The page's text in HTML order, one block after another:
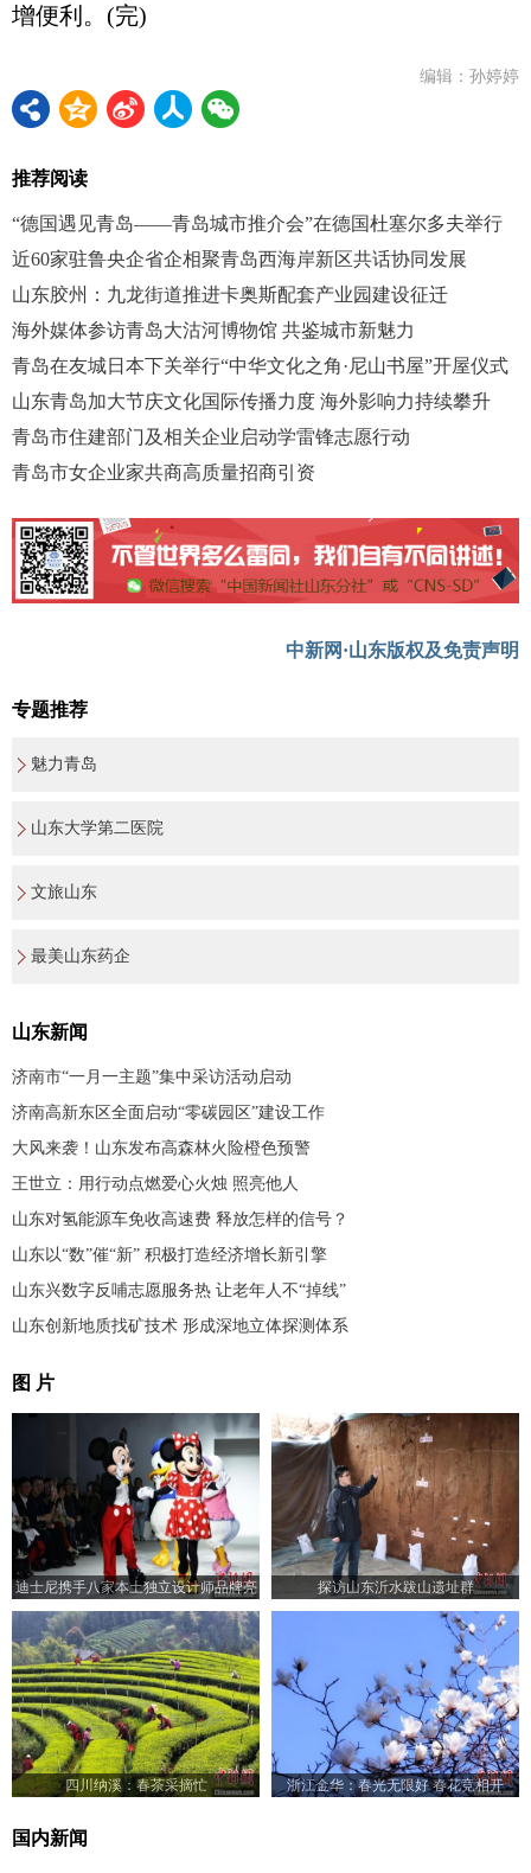
增便利。(完)
编辑：孙婷婷
推荐阅读
“德国遇见青岛——青岛城市推介会”在德国杜塞尔多夫举行
近60家驻鲁央企省企相聚青岛西海岸新区共话协同发展
山东胶州：九龙街道推进卡奥斯配套产业园建设征迁
海外媒体参访青岛大沽河博物馆 共鉴城市新魅力
青岛在友城日本下关举行“中华文化之角·尼山书屋”开屋仪式
山东青岛加大节庆文化国际传播力度 海外影响力持续攀升
青岛市住建部门及相关企业启动学雷锋志愿行动
青岛市女企业家共商高质量招商引资
中新网·山东版权及免责声明
专题推荐
魅力青岛
山东大学第二医院
文旅山东
最美山东药企
山东新闻
济南市“一月一主题”集中采访活动启动
济南高新东区全面启动“零碳园区”建设工作
大风来袭！山东发布高森林火险橙色预警
王世立：用行动点燃爱心火烛 照亮他人
山东对氢能源车免收高速费 释放怎样的信号？
山东以“数”催“新” 积极打造经济增长新引擎
山东兴数字反哺志愿服务热 让老年人不“掉线”
山东创新地质找矿技术 形成深地立体探测体系
图 片
迪士尼携手八家本土独立设计师品牌亮
相2024秋冬上海时装周
探访山东沂水跋山遗址群
四川纳溪：春茶采摘忙 浙江金华：春光无限好 春花竞相开
国内新闻